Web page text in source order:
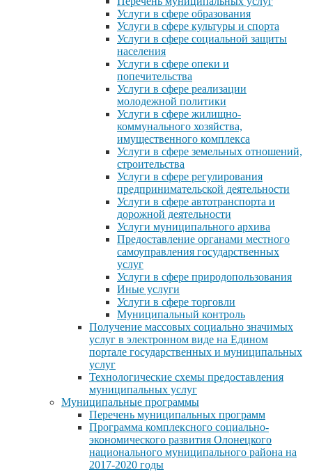
Услуги в сфере образования
Услуги в сфере культуры и спорта
Услуги в сфере социальной защиты
населения
Услуги в сфере опеки и
попечительства
Услуги в сфере реализации
молодежной политики
Услуги в сфере жилищно-
коммунального хозяйства,
имущественного комплекса
Услуги в сфере земельных отношений,
строительства
Услуги в сфере регулирования
предпринимательской деятельности
Услуги в сфере автотранспорта и
дорожной деятельности
Услуги муниципального архива
Предоставление органами местного
самоуправления государственных
услуг
Услуги в сфере природопользования
Иные услуги
Услуги в сфере торговли
Муниципальный контроль
Получение массовых социально значимых
услуг в электронном виде на Едином
портале государственных и муниципальных
услуг
Технологические схемы предоставления
муниципальных услуг
Муниципальные программы
Перечень муниципальных программ
Программа комплексного социально-
экономического развития Олонецкого
национального муниципального района на
2017-2020 годы